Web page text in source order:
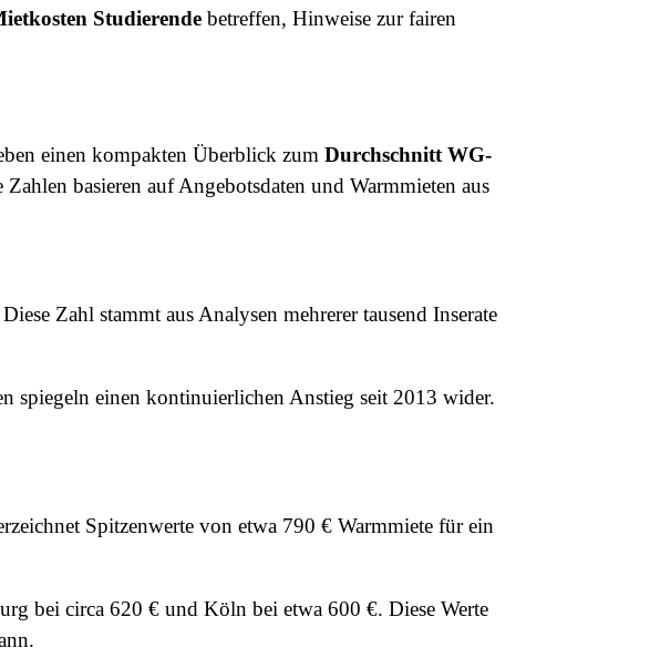
Studierende betreffen, Hinweise zur fairen
einen kompakten Überblick zum Durchschnitt WG-
basieren auf Angebotsdaten und Warmmieten aus
Zahl stammt aus Analysen mehrerer tausend Inserate
spiegeln einen kontinuierlichen Anstieg seit 2013 wider.
Spitzenwerte von etwa 790 € Warmmiete für ein
bei circa 620 € und Köln bei etwa 600 €. Diese Werte